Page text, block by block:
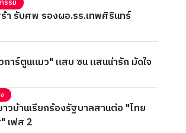
รรม
รินทร์
าร์ตูนแมว" แสบ ซน แสนน่ารัก มัดใจ
วบ้านเรียกร้องรัฐบาลสานต่อ "ไทย
เฟส 2